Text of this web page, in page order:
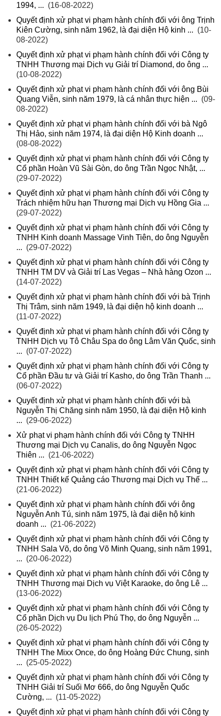
1994, ... (16-08-2022)
Quyết định xử phạt vi phạm hành chính đối với ông Trịnh
Kiên Cường, sinh năm 1962, là đại diện Hộ kinh ... (10-
08-2022)
Quyết định xử phạt vi phạm hành chính đối với Công ty
TNHH Thương mại Dịch vụ Giải trí Diamond, do ông ...
(10-08-2022)
Quyết định xử phạt vi phạm hành chính đối với ông Bùi
Quang Viễn, sinh năm 1979, là cá nhân thực hiện ... (09-
08-2022)
Quyết định xử phạt vi phạm hành chính đối với bà Ngô
Thị Hảo, sinh năm 1974, là đại diện Hộ Kinh doanh ...
(08-08-2022)
Quyết định xử phạt vi phạm hành chính đối với Công ty
Cổ phần Hoàn Vũ Sài Gòn, do ông Trần Ngọc Nhật, ...
(29-07-2022)
Quyết định xử phạt vi phạm hành chính đối với Công ty
Trách nhiệm hữu hạn Thương mại Dịch vụ Hồng Gia ...
(29-07-2022)
Quyết định xử phạt vi phạm hành chính đối với Công ty
TNHH Kinh doanh Massage Vinh Tiên, do ông Nguyễn
... (29-07-2022)
Quyết định xử phạt vi phạm hành chính đối với Công ty
TNHH TM DV và Giải trí Las Vegas – Nhà hàng Ozon ...
(14-07-2022)
Quyết định xử phạt vi phạm hành chính đối với bà Trịnh
Thị Trâm, sinh năm 1949, là đại diện hộ kinh doanh ...
(11-07-2022)
Quyết định xử phạt vi phạm hành chính đối với Công ty
TNHH Dịch vụ Tô Châu Spa do ông Lâm Văn Quốc, sinh
... (07-07-2022)
Quyết định xử phạt vi phạm hành chính đối với Công ty
Cổ phần Đầu tư và Giải trí Kasho, do ông Trần Thanh ...
(06-07-2022)
Quyết định xử phạt vi phạm hành chính đối với bà
Nguyễn Thị Chăng sinh năm 1950, là đại diện Hộ kinh
... (29-06-2022)
Xử phạt vi phạm hành chính đối với Công ty TNHH
Thương mại Dịch vụ Canalis, do ông Nguyễn Ngọc
Thiên ... (21-06-2022)
Quyết định xử phạt vi phạm hành chính đối với Công ty
TNHH Thiết kế Quảng cáo Thương mại Dịch vụ Thế ...
(21-06-2022)
Quyết định xử phạt vi phạm hành chính đối với ông
Nguyễn Anh Tú, sinh năm 1975, là đại diện hộ kinh
doanh ... (21-06-2022)
Quyết định xử phạt vi phạm hành chính đối với Công ty
TNHH Sala Võ, do ông Võ Minh Quang, sinh năm 1991,
... (20-06-2022)
Quyết định xử phạt vi phạm hành chính đối với Công ty
TNHH Thương mại Dịch vụ Việt Karaoke, do ông Lê ...
(13-06-2022)
Quyết định xử phạt vi phạm hành chính đối với Công ty
Cổ phần Dịch vụ Du lịch Phú Thọ, do ông Nguyễn ...
(26-05-2022)
Quyết định xử phạt vi phạm hành chính đối với Công ty
TNHH The Mixx Once, do ông Hoàng Đức Chung, sinh
... (25-05-2022)
Quyết định xử phạt vi phạm hành chính đối với Công ty
TNHH Giải trí Suối Mơ 666, do ông Nguyễn Quốc
Cường, ... (11-05-2022)
Quyết định xử phạt vi phạm hành chính đối với Công ty